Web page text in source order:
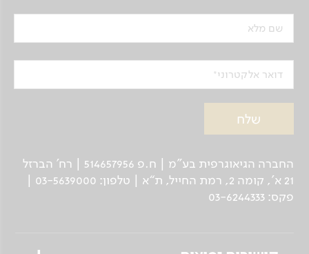
שם מלא
דואר אלקטרוני
החברה הגיאוגרפית בע"מ | ח.פ 514657956 | רח’ הברזל
21 א', קומה 2, רמת החייל, ת“א | טלפון: 03-5639000 |
פקס: 03-6244333